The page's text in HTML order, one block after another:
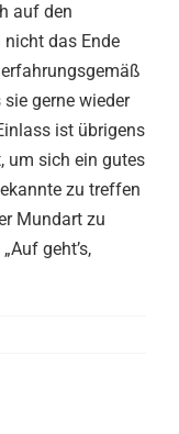
auf den
das Ende
gerne wieder
ist übrigens
um sich ein gutes
zu treffen
Mundart zu
geht’s,